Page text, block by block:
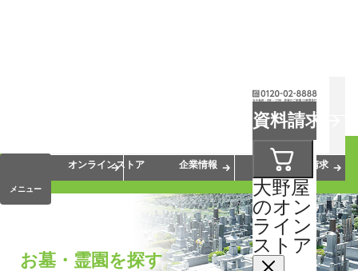
資料請求
大野屋
のオン
ライン
ストア
メニュー
会員サービス
オンラインストア
企業情報 資料請求
お墓・霊園を探す